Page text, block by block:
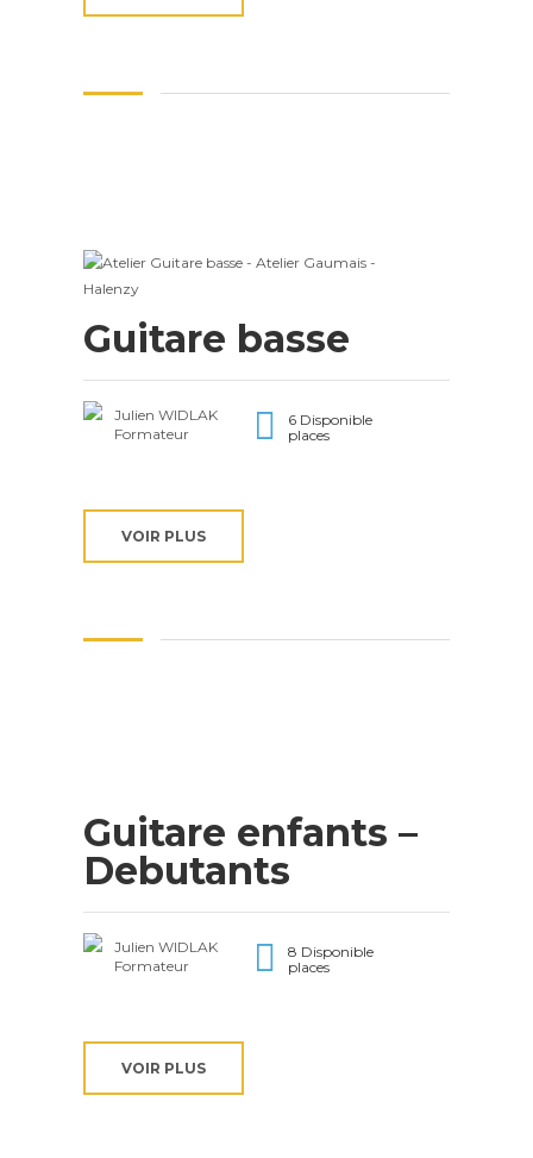
Guitare basse
Julien WIDLAK
Formateur
6 Disponible
places
VOIR PLUS
Guitare enfants –
Debutants
Julien WIDLAK
Formateur
8 Disponible
places
VOIR PLUS